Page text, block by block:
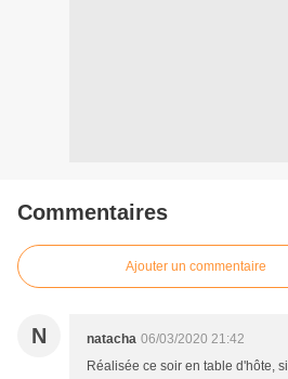
Commentaires
Ajouter un commentaire
N natacha 06/03/2020 21:42
Réalisée ce soir en table d'hôte,